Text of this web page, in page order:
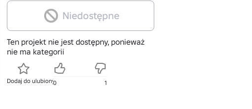
Niedostępne
Ten projekt nie jest dostępny, ponieważ
nie ma kategorii
Dodaj do ulubionych
0 1